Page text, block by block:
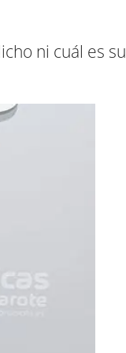
ni cuál es su